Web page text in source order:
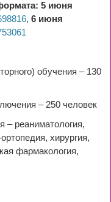
5 июня
, 6 июня
обучения – 130
– 250 человек
– реаниматология,
хирургия,
фармакология,